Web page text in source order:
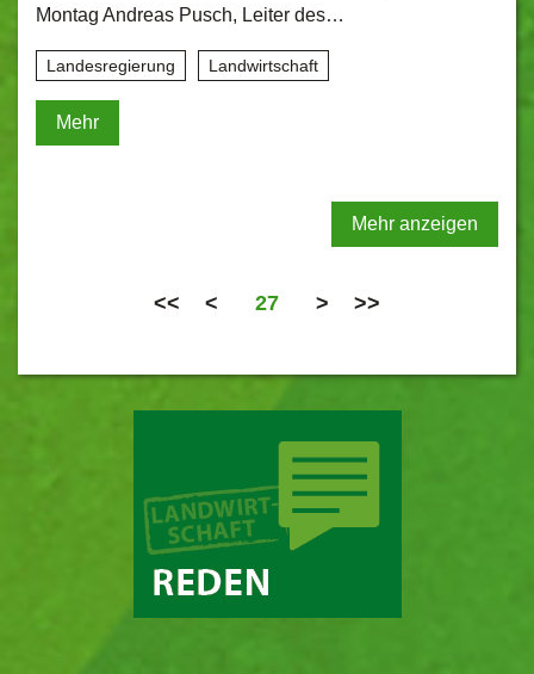
Montag Andreas Pusch, Leiter des…
Landesregierung Landwirtschaft
Mehr
Mehr anzeigen
<< < 27 > >>